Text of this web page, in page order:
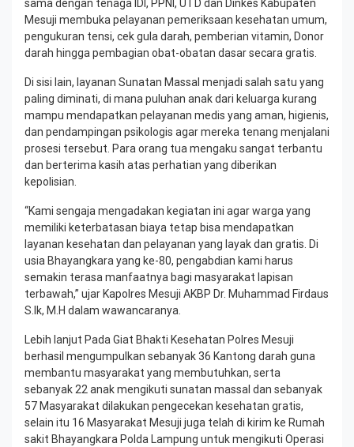
sama dengan tenaga IDI, PPNI, UTD dan Dinkes Kabupaten
Mesuji membuka pelayanan pemeriksaan kesehatan umum,
pengukuran tensi, cek gula darah, pemberian vitamin, Donor
darah hingga pembagian obat-obatan dasar secara gratis.
Di sisi lain, layanan Sunatan Massal menjadi salah satu yang
paling diminati, di mana puluhan anak dari keluarga kurang
mampu mendapatkan pelayanan medis yang aman, higienis,
dan pendampingan psikologis agar mereka tenang menjalani
prosesi tersebut. Para orang tua mengaku sangat terbantu
dan berterima kasih atas perhatian yang diberikan
kepolisian.
“Kami sengaja mengadakan kegiatan ini agar warga yang
memiliki keterbatasan biaya tetap bisa mendapatkan
layanan kesehatan dan pelayanan yang layak dan gratis. Di
usia Bhayangkara yang ke-80, pengabdian kami harus
semakin terasa manfaatnya bagi masyarakat lapisan
terbawah,” ujar Kapolres Mesuji AKBP Dr. Muhammad Firdaus
S.Ik, M.H dalam wawancaranya.
Lebih lanjut Pada Giat Bhakti Kesehatan Polres Mesuji
berhasil mengumpulkan sebanyak 36 Kantong darah guna
membantu masyarakat yang membutuhkan, serta
sebanyak 22 anak mengikuti sunatan massal dan sebanyak
57 Masyarakat dilakukan pengecekan kesehatan gratis,
selain itu 16 Masyarakat Mesuji juga telah di kirim ke Rumah
sakit Bhayangkara Polda Lampung untuk mengikuti Operasi